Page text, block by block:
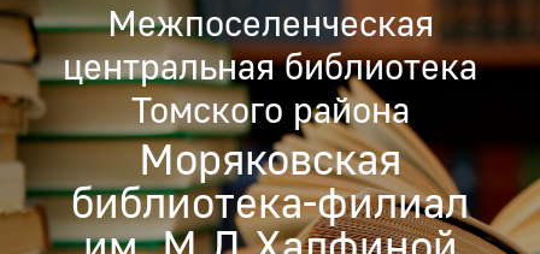
Межпоселенческая
центральная библиотека
Томского района
Моряковская
библиотека-филиал